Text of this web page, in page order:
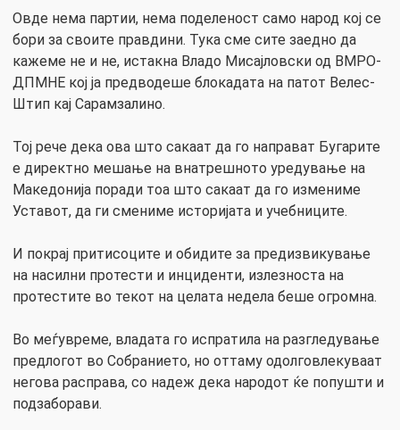
Овде нема партии, нема поделеност само народ кој се
бори за своите правдини. Тука сме сите заедно да
кажеме не и не, истакна Владо Мисајловски од ВМРО-
ДПМНЕ кој ја предводеше блокадата на патот Велес-
Штип кај Сарамзалино.
Тој рече дека ова што сакаат да го направат Бугарите
е директно мешање на внатрешното уредување на
Македонија поради тоа што сакаат да го измениме
Уставот, да ги смениме историјата и учебниците.
И покрај притисоците и обидите за предизвикување
на насилни протести и инциденти, излезноста на
протестите во текот на целата недела беше огромна.
Во меѓувреме, владата го испратила на разгледување
предлогот во Собранието, но оттаму одолговлекуваат
негова расправа, со надеж дека народот ќе попушти и
подзаборави.